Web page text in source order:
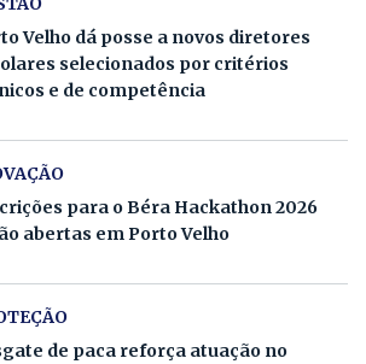
Velho dá posse a novos diretores
selecionados por critérios
e de competência
para o Béra Hackathon 2026
abertas em Porto Velho
de paca reforça atuação no